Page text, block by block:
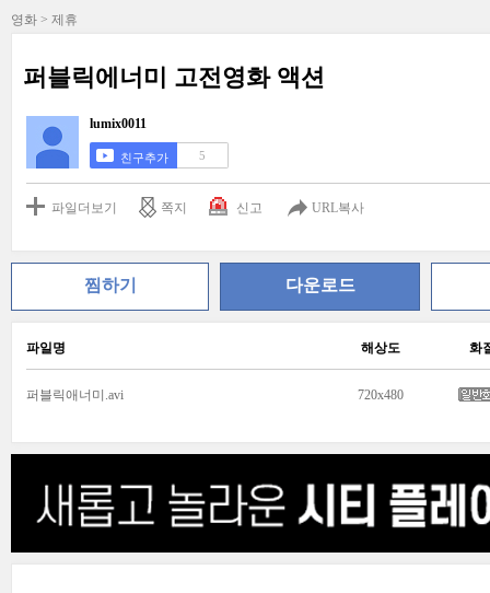
영화 > 제휴
퍼블릭에너미 고전영화 액션
lumix0011
친구추가 5
파일더보기 쪽지 신고 URL복사
찜하기 다운로드
파일명 해상도 화
퍼블릭애너미.avi 720x480